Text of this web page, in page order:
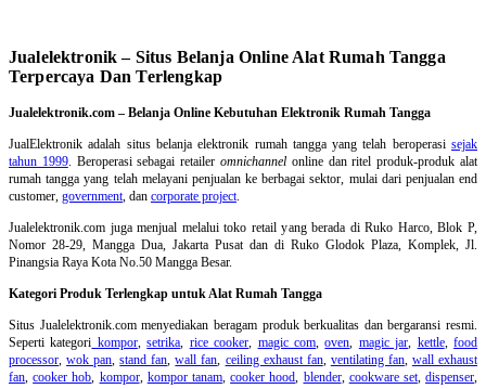
Jualelektronik – Situs Belanja Online Alat Rumah Tangga
Terpercaya Dan Terlengkap
Jualelektronik.com – Belanja Online Kebutuhan Elektronik Rumah Tangga
JualElektronik adalah situs belanja elektronik rumah tanggayang telah beroperasisejak
tahun 1999. Beroperasi sebagai retaileromnichannel online dan ritel produk-produk alat
rumah tangga yang telah melayani penjualan ke berbagai sektor, mulai dari penjualan end
customer, government, dan corporate project.
Jualelektronik.com juga menjual melalui toko retail yang berada di Ruko Harco, Blok P,
Nomor 28-29, Mangga Dua, Jakarta Pusat dan di Ruko Glodok Plaza, Komplek, Jl.
Pinangsia Raya Kota No.50 Mangga Besar.
Kategori Produk Terlengkap untuk Alat Rumah Tangga
Situs Jualelektronik.com menyediakan beragam produk berkualitas dan bergaransi resmi.
Seperti kategori kompor,setrika, rice cooker, magic com,oven, magic jar, kettle,food
processor,wok pan,stand fan,wall fan, ceiling exhaust fan, ventilating fan, wall exhaust
fan,cooker hob, kompor, kompor tanam,cooker hood, blender, cookware set,dispenser,